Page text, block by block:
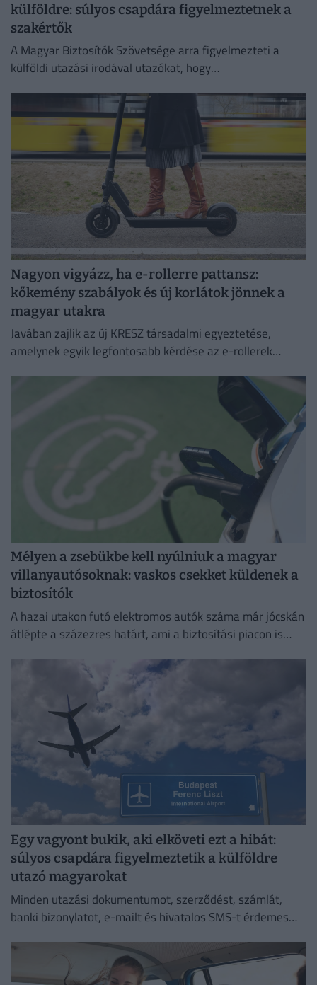
külföldre: súlyos csapdára figyelmeztetnek a
szakértők
A Magyar Biztosítók Szövetsége arra figyelmezteti a
külföldi utazási irodával utazókat, hogy
eltérhetnek a magyar gyakorlattól
Nagyon vigyázz, ha e-rollerre pattansz:
kőkemény szabályok és új korlátok jönnek a
magyar utakra
Javában zajlik az új KRESZ társadalmi egyeztetése,
amelynek egyik legfontosabb kérdése az e-rollerek
Mélyen a zsebükbe kell nyúlniuk a magyar
villanyautósoknak: vaskos csekket küldenek a
biztosítók
A hazai utakon futó elektromos autók száma már jócskán
átlépte a százezres határt, ami a biztosítási piacon is
Egy vagyont bukik, aki elköveti ezt a hibát:
súlyos csapdára figyelmeztetik a külföldre
utazó magyarokat
Minden utazási dokumentumot, szerződést, számlát,
banki bizonylatot, e-mailt és hivatalos SMS-t érdemes
külföldi nyaralásra.